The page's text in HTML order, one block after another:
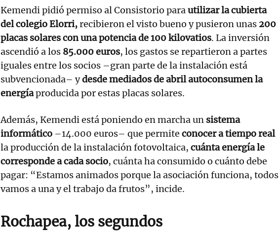
Kemendi pidió permiso al Consistorio parautilizar la cubierta
del colegio Elorri,recibieron el visto bueno y pusieron unas 200
placas solares con una potencia de 100 kilovatios. La inversión
ascendió a los 85.000 euros, los gastos se repartieron a partes
iguales entre los socios –gran parte de la instalación está
subvencionada– ydesde mediados de abril autoconsumen la
energíaproducida por estas placas solares.
Además, Kemendi está poniendo en marcha un sistema
informático –14.000 euros– que permite conocer a tiempo real
la producción de la instalación fotovoltaica, cuánta energía le
corresponde a cada socio, cuánta ha consumido o cuánto debe
pagar: “Estamos animados porque la asociación funciona, todos
vamos a una y el trabajo da frutos”, incide.
Rochapea, los segundos